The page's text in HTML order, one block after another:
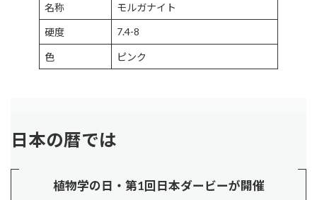
名称 モルガナイト
硬度 7.4-8
色 ピンク
日本の暦では
植物学の日・第1回日本ダービーが開催